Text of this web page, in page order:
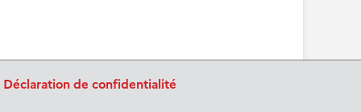
Déclaration de confidentialité